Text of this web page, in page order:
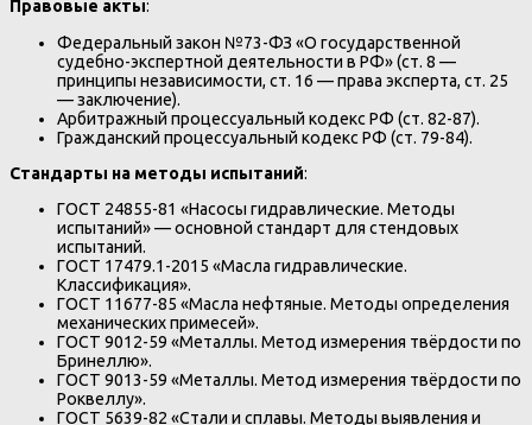
Правовые акты:
Федеральный закон №73-ФЗ «О государственной
судебно-экспертной деятельности в РФ» (ст. 8 —
принципы независимости, ст. 16 — права эксперта, ст. 25
— заключение).
Арбитражный процессуальный кодекс РФ (ст. 82-87).
Гражданский процессуальный кодекс РФ (ст. 79-84).
Стандарты на методы испытаний:
ГОСТ 24855-81 «Насосы гидравлические. Методы
испытаний» — основной стандарт для стендовых
испытаний.
ГОСТ 17479.1-2015 «Масла гидравлические.
Классификация».
ГОСТ 11677-85 «Масла нефтяные. Методы определения
механических примесей».
ГОСТ 9012-59 «Металлы. Метод измерения твёрдости по
Бринеллю».
ГОСТ 9013-59 «Металлы. Метод измерения твёрдости по
Роквеллу».
ГОСТ 5639-82 «Стали и сплавы. Методы выявления и